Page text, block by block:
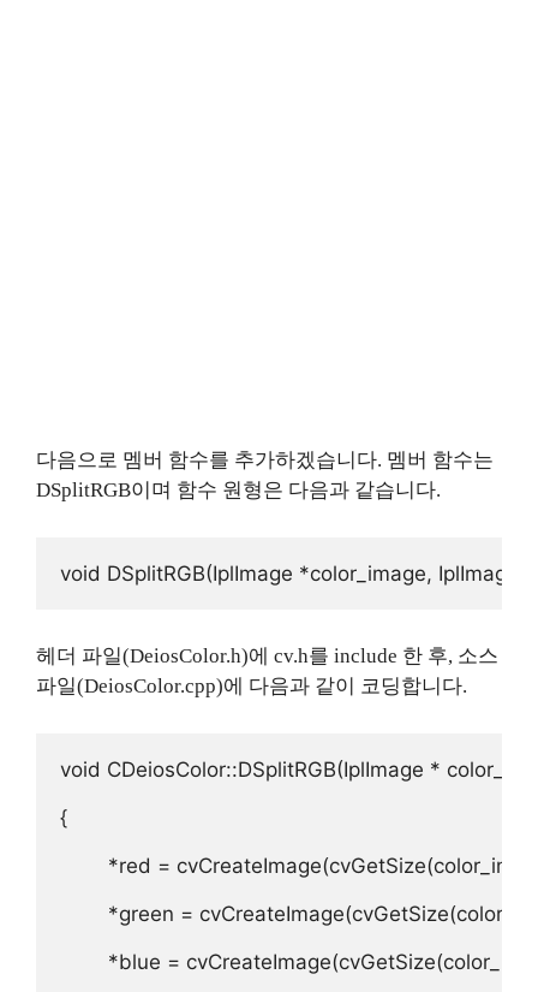
다음으로 멤버 함수를 추가하겠습니다. 멤버 함수는
DSplitRGB이며 함수 원형은 다음과 같습니다.
void DSplitRGB(IplImage *color_image,
헤더 파일(DeiosColor.h)에 cv.h를 include 한 후, 소스
파일(DeiosColor.cpp)에 다음과 같이 코딩합니다.
void CDeiosColor::DSplitRGB(IplImage *
{
*red =
*green =
*blue =